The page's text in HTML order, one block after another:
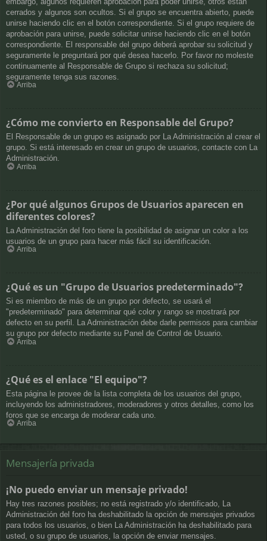
cerrados y algunos son ocultos. Si el grupo se encuentra abierto, puede
unirse haciendo clic en el botón correspondiente. Si el grupo requiere de
aprobación para unirse, puede solicitar unirse haciendo clic en el botón
correspondiente. El responsable del grupo deberá aprobar su solicitud y
seguramente le preguntará por qué desea hacerlo. Por favor no moleste
continuamente al Responsable de Grupo si rechaza su solicitud;
seguramente tenga sus razones.
Arriba
¿Cómo me convierto en Responsable del Grupo?
El Responsable de un grupo es asignado por La Administración al crear el
grupo. Si está interesado en crear un grupo de usuarios, contacte con La
Administración.
Arriba
¿Por qué algunos Grupos de Usuarios aparecen en
diferentes colores?
La Administración del foro tiene la posibilidad de asignar un color a los
usuarios de un grupo para hacer más fácil su identificación.
Arriba
¿Qué es un "Grupo de Usuarios predeterminado"?
Si es miembro de más de un grupo por defecto, se usará el
"predeterminado" para determinar qué color y rango se mostrará por
defecto en su perfil. La Administración debe darle permisos para cambiar
su grupo por defecto mediante su Panel de Control de Usuario.
Arriba
¿Qué es el enlace "El equipo"?
Esta página le provee de la lista completa de los usuarios del grupo,
incluyendo los administradores, moderadores y otros detalles, como los
foros que se encarga de moderar cada uno.
Arriba
Mensajería privada
¡No puedo enviar un mensaje privado!
Hay tres razones posibles; no está registrado y/o identificado, La
Administración del foro ha deshabilitado la opción de mensajes privados
para todos los usuarios, o bien La Administración ha deshabilitado para
usted, o su grupo de usuarios, la opción de enviar mensajes.